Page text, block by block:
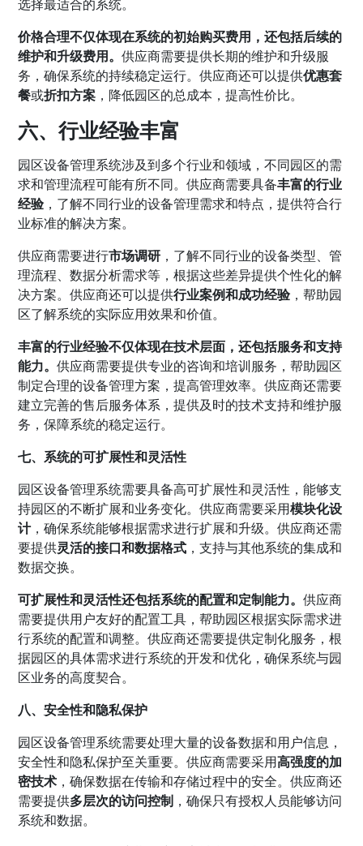
选择最适合的系统。
价格合理不仅体现在系统的初始购买费用，还包括后续的
维护和升级费用。供应商需要提供长期的维护和升级服
务，确保系统的持续稳定运行。供应商还可以提供优惠套
餐或折扣方案 ，降低园区的总成本，提高性价比。
六、行业经验丰富
园区设备管理系统涉及到多个行业和领域，不同园区的需
求和管理流程可能有所不同。供应商需要具备丰富的行业
经验，了解不同行业的设备管理需求和特点，提供符合行
业标准的解决方案。
供应商需要进行市场调研 ，了解不同行业的设备类型、管
理流程、数据分析需求等，根据这些差异提供个性化的解
决方案。供应商还可以提供行业案例和成功经验，帮助园
区了解系统的实际应用效果和价值。
丰富的行业经验不仅体现在技术层面，还包括服务和支持
能力。供应商需要提供专业的咨询和培训服务，帮助园区
制定合理的设备管理方案，提高管理效率。供应商还需要
建立完善的售后服务体系，提供及时的技术支持和维护服
务，保障系统的稳定运行。
七、系统的可扩展性和灵活性
园区设备管理系统需要具备高可扩展性和灵活性，能够支
持园区的不断扩展和业务变化。供应商需要采用模块化设
计，确保系统能够根据需求进行扩展和升级。供应商还需
要提供灵活的接口和数据格式 ，支持与其他系统的集成和
数据交换。
可扩展性和灵活性还包括系统的配置和定制能力。供应商
需要提供用户友好的配置工具，帮助园区根据实际需求进
行系统的配置和调整。供应商还需要提供定制化服务，根
据园区的具体需求进行系统的开发和优化，确保系统与园
区业务的高度契合。
八、安全性和隐私保护
园区设备管理系统需要处理大量的设备数据和用户信息，
安全性和隐私保护至关重要。供应商需要采用高强度的加
密技术 ，确保数据在传输和存储过程中的安全。供应商还
需要提供多层次的访问控制 ，确保只有授权人员能够访问
系统和数据。